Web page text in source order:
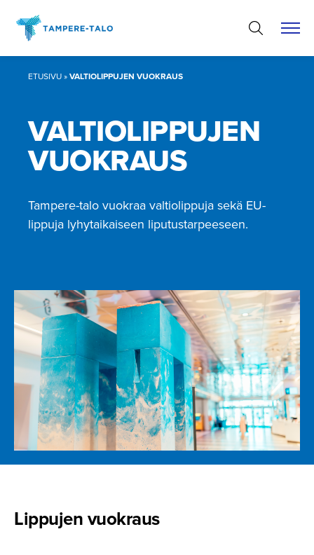
sisältöön
ETUSIVU»VALTIOLIPPUJEN VUOKRAUS
VALTIOLIP­PUJEN
VUOKRAUS
Tampere-talo vuokraa valtiolippuja sekä EU-
lippuja lyhytaikaiseen liputustarpeeseen.
Lippujen vuokraus